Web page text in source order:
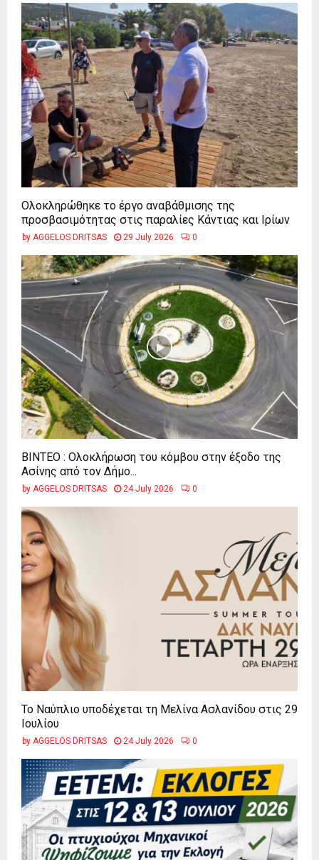
Ολοκληρώθηκε το έργο αναβάθμισης της
προσβασιμότητας στις παραλίες Κάντιας και Ιρίων
by AGGELOS DRITSAS 29 July 2026 0
ΒΙΝΤΕΟ : Ολοκλήρωση του κόμβου στην έξοδο της
Ασίνης από τον Δήμο...
by AGGELOS DRITSAS 24 July 2026 0
Το Ναύπλιο υποδέχεται τη Μελίνα Ασλανίδου στις 29
Ιουλίου
by AGGELOS DRITSAS 24 July 2026 0